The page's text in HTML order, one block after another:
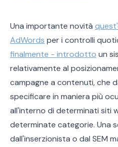
Una importante novità
AdWords per i controlli
finalmente - introdotto un
relativamente al
campagne a contenuti, che
specificare in maniera più
all'interno di determinati siti
determinate categorie. Una
dall'inserzionista o dal SEM